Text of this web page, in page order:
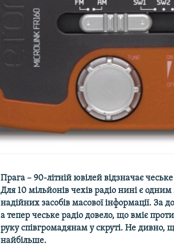
Прага – 90-літній ювілей відзначає
Для 10 мільйонів чехів радіо нині є
надійних засобів масової інформації. За
а тепер чеське радіо довело, що вміє
руку співгромадянам у скруті. Не дивно,
найбільше.